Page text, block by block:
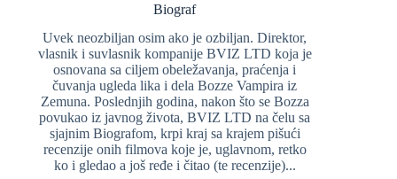
Biograf
Uvek neozbiljan osim ako je ozbiljan. Direktor,
vlasnik i suvlasnik kompanije BVIZ LTD koja je
osnovana sa ciljem obeležavanja, praćenja i
čuvanja ugleda lika i dela Bozze Vampira iz
Zemuna. Poslednjih godina, nakon što se Bozza
povukao iz javnog života, BVIZ LTD na čelu sa
sjajnim Biografom, krpi kraj sa krajem pišući
recenzije onih filmova koje je, uglavnom, retko
ko i gledao a još ređe i čitao (te recenzije)...